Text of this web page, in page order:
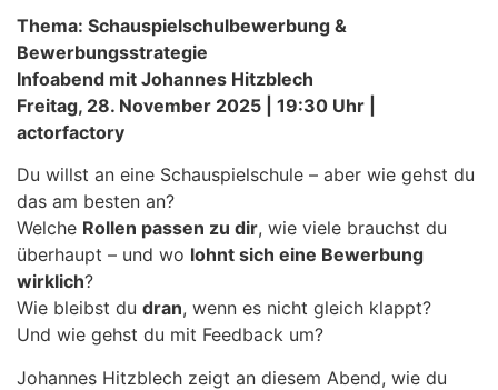
Thema: Schauspielschulbewerbung &
Bewerbungsstrategie
Infoabend mit Johannes Hitzblech
Freitag, 28. November 2025 | 19:30 Uhr |
actorfactory
Du willst an eine Schauspielschule – aber wie gehst du
das am besten an?
Welche Rollen passen zu dir, wie viele brauchst du
überhaupt – und wo lohnt sich eine Bewerbung
wirklich?
Wie bleibst du dran, wenn es nicht gleich klappt?
Und wie gehst du mit Feedback um?
Johannes Hitzblech zeigt an diesem Abend, wie du